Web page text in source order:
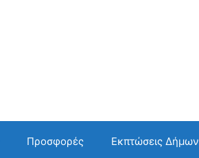
Προσφορές Εκπτώσεις Δήμων